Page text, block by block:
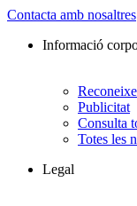
Contacta amb nosaltres
Informació
Publicitat
Consulta
Totes les
Legal